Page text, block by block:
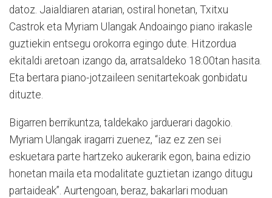
datoz. Jaialdiaren atarian, ostiral honetan, Txitxu
Castrok eta Myriam Ulangak Andoaingo piano irakasle
guztiekin entsegu orokorra egingo dute. Hitzordua
ekitaldi aretoan izango da, arratsaldeko 18:00tan hasita.
Eta bertara piano-jotzaileen senitartekoak gonbidatu
dituzte.
Bigarren berrikuntza, taldekako jarduerari dagokio.
Myriam Ulangak iragarri zuenez, “iaz ez zen sei
eskuetara parte hartzeko aukerarik egon, baina edizio
honetan maila eta modalitate guztietan izango ditugu
partaideak”. Aurtengoan, beraz, bakarlari moduan